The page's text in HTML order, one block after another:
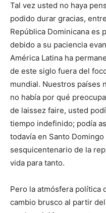
Tal vez usted no haya
podido durar gracias,
República Dominicana es
debido a su paciencia
América Latina ha
de este siglo fuera del
mundial. Nuestros países
no había por qué
de laissez faire, usted
tiempo indefinido; podía
todavía en Santo
sesquicentenario de la
vida para tanto.
Pero la atmósfera política
cambio brusco al partir